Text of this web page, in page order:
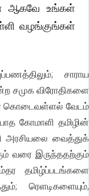
ஆகவே உங்கள்
வழங்குங்கள்
சாராய
சமுக விரோதிகளை
கொடைவள்ளல் வேடம்
கோமாளி தமிழின்
அரசியலை வைத்துக்
வரை இருந்ததற்கும்
தமிழ்ப்படங்களை
ரெளடிகளையும்,